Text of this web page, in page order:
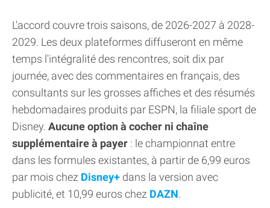
L'accord couvre trois saisons, de 2026-2027 à 2028-
2029. Les deux plateformes diffuseront en même
temps l'intégralité des rencontres, soit dix par
journée, avec des commentaires en français, des
consultants sur les grosses affiches et des résumés
hebdomadaires produits par ESPN, la filiale sport de
Disney. Aucune option à cocher ni chaîne
supplémentaire à payer : le championnat entre
dans les formules existantes, à partir de 6,99 euros
par mois chez Disney+ dans la version avec
publicité, et 10,99 euros chez DAZN.